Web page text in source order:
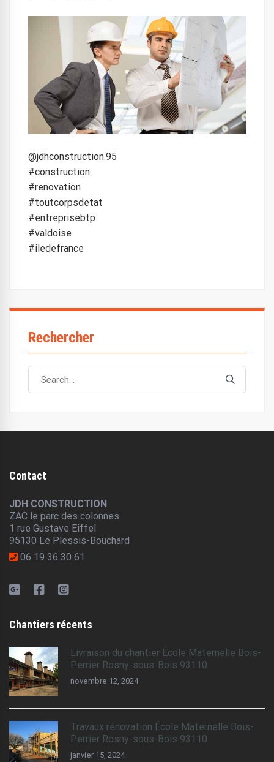
@jdhconstruction.95
#construction
#renovation
#toutcorpsdetat
#entreprisebtp
#valdoise
#iledefrance
Rechercher
Search
for:
Contact
JDH CONSTRUCTION
ZAC le parc des colonnes
1 rue Gustave Eiffel
95130 Le Plessis-Bouchard
06 19 36 30 61
Chantiers récents
Livraison du chantier École Maternelle Bois-
Perrier Rosny-sous-Bois 93110
novembre 12, 2024
Travaux rénovation École Maternelle Bois-
Perrier Rosny-sous-Bois 93110
janvier 15, 2024